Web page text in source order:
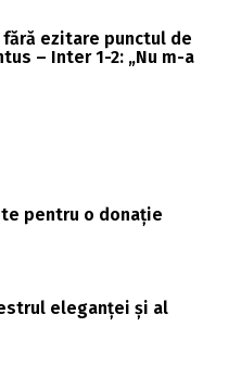
ezitare punctul de
– Inter 1-2: „Nu m-a
pentru o donație
eleganței și al